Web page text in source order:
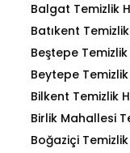
Balgat Temizlik
Batıkent
Beştepe
Beytepe
Bilkent Temizlik
Birlik Mahallesi
Boğaziçi